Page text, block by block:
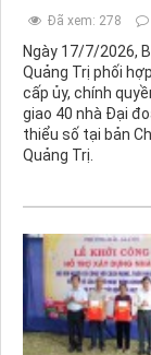
Đã xem: 278
Ngày 17/7/2026,
Quảng Trị phối
cấp ủy, chính
giao 40 nhà Đại
thiểu số tại bản
Quảng Trị.